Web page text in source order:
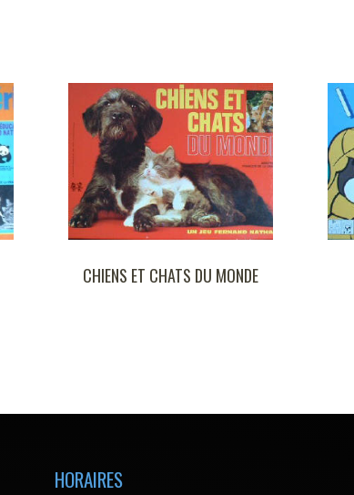
DU MONDE ICEBERG
HORAIRES